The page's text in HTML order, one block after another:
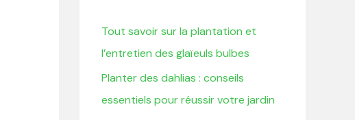
c
h
e
r
Tout savoir sur la plantation et
l’entretien des glaïeuls bulbes
Planter des dahlias : conseils
essentiels pour réussir votre jardin